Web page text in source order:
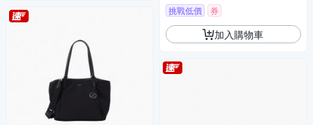
挑戰低價 券
加入購物車